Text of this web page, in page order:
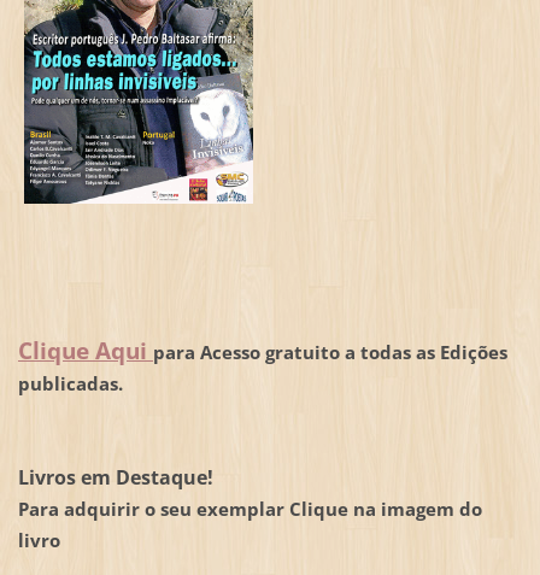
Clique Aqui para Acesso gratuito a todas as Edições
publicadas.
Livros em Destaque!
Para adquirir o seu exemplar Clique na imagem do
livro